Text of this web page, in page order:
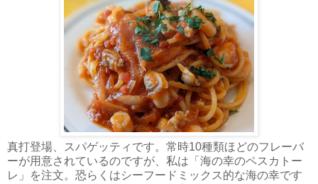
真打登場、スパゲッティです。常時10種類ほどのフレーバ
ーが用意されているのですが、私は「海の幸のペスカトー
レ」を注文。恐らくはシーフードミックス的な海の幸です